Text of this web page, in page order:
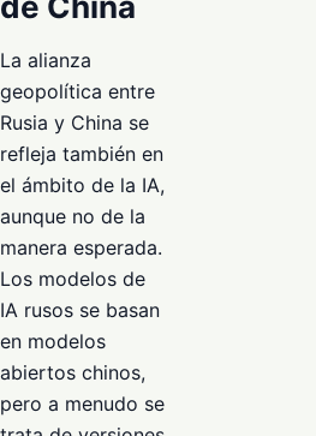
La alianza
geopolítica entre
Rusia y China se
refleja también en
el ámbito de la IA,
aunque no de la
manera esperada.
Los modelos de
IA rusos se basan
en modelos
abiertos chinos,
pero a menudo se